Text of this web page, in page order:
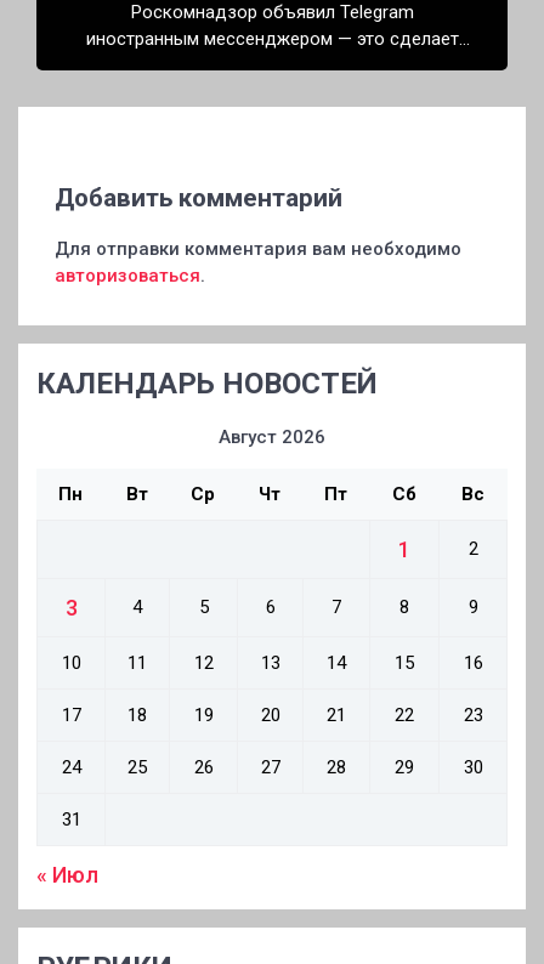
Роскомнадзор объявил Telegram
иностранным мессенджером — это сделает
интеграцию с банками незаконной
Добавить комментарий
Для отправки комментария вам необходимо
авторизоваться.
КАЛЕНДАРЬ НОВОСТЕЙ
Август 2026
Пн Вт Ср Чт Пт Сб Вс
1 2
3 4 5 6 7 8 9
10 11 12 13 14 15 16
17 18 19 20 21 22 23
24 25 26 27 28 29 30
31
« Июл